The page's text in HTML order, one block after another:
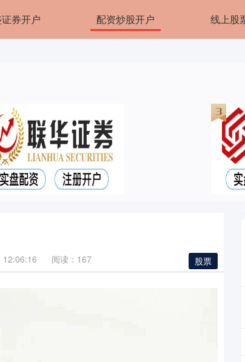
券开户 配资炒股开户 线上股
股票
12:06:16 阅读：167